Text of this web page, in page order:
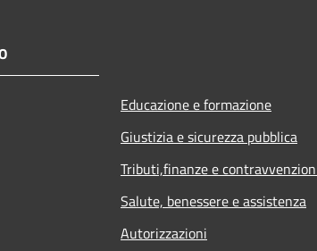
Educazione e formazione
Giustizia e sicurezza pubblica
Tributi,finanze e
Salute, benessere e assistenza
Autorizzazioni